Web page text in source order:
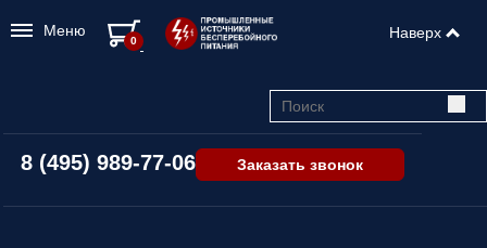
8 (495) 989-77-06 Заказать звонок
Меню Наверх
0